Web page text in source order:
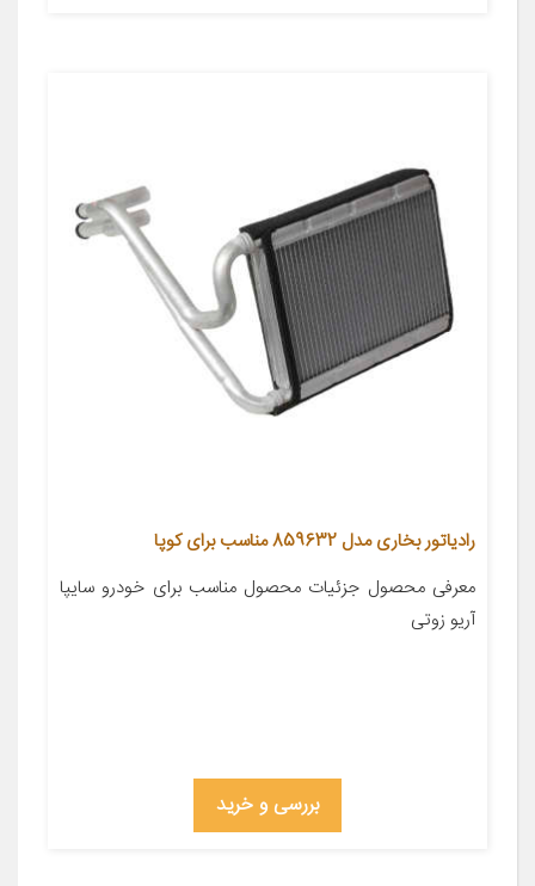
رادیاتور بخاری مدل 859632 مناسب برای کوپا
معرفی محصول جزئیات محصول مناسب برای خودرو سایپا
آریو زوتی
بررسی و خرید